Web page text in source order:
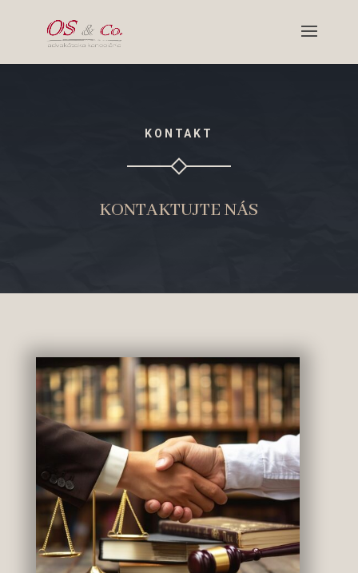
KONTAKT
KONTAKTUJTE NÁS